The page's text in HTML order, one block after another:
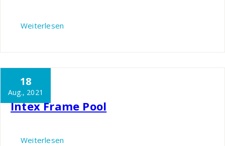
Weiterlesen
18
Aug., 2021
Nils
Intex Frame Pool
Weiterlesen